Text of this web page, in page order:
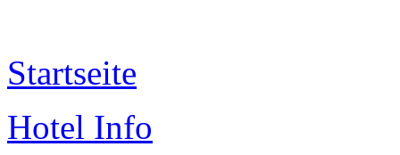
Startseite
Hotel Info